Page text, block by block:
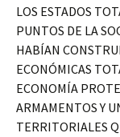
LOS ESTADOS
PUNTOS DE LA
HABÍAN
ECONÓMICAS
ECONOMÍA
ARMAMENTOS Y
TERRITORIALES